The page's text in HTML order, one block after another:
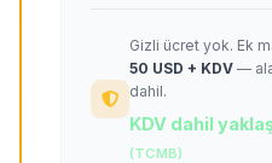
Gizli ücret yok. Ek
50 USD + KDV —
dahil.
KDV dahil
(TCMB)